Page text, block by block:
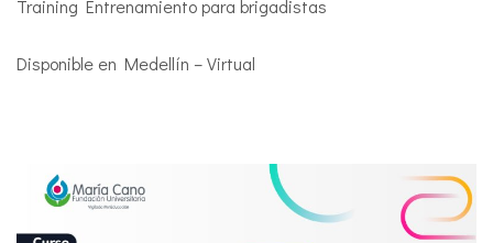
Training Entrenamiento para brigadistas
Disponible en Medellín – Virtual